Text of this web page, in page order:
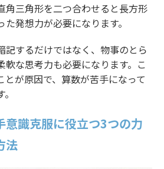
角三角形を二つ合わせると長方形
発想力が必要になります。
記するだけではなく、物事のとら
軟な思考力も必要になります。こ
とが原因で、算数が苦手になって
意識克服に役立つ3つの力
法